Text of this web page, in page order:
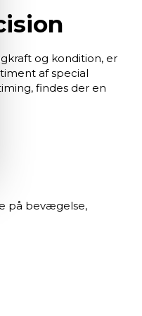
og kondition, er
af special
findes der en
på bevægelse,